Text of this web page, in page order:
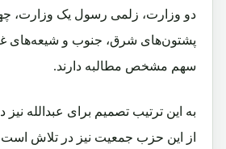
دو وزارت، زلمی رسول یک وزارت،
پشتون‌های شرق، جنوب و شیعه‌های
سهم مشخص مطالبه دارند.
به این ترتیب تصمیم برای عبدالله
از این حزب جمعیت نیز در تلاش